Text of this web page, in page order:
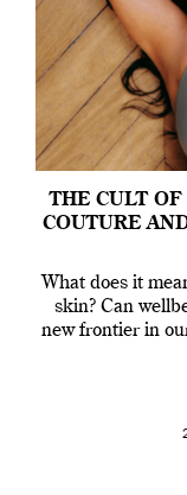
THE CULT OF
COUTURE
What does it
skin? Can
new frontier in